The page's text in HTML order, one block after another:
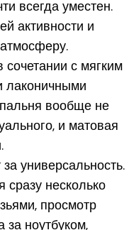
всегда уместен.
активности и
с мягким
лаконичными
вообще не
и матовая
универсальность.
сразу несколько
просмотр
за ноутбуком,